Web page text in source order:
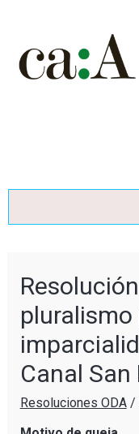
Canal San
Resoluciones ODA/